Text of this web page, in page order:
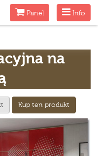
Menu
Info
MenuPanel
na
Kup ten produkt